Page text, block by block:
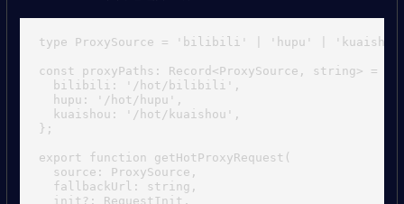
type ProxySource = 'bilibili' | 'hupu' |
const proxyPaths: Record<ProxySource, string> = {
  bilibili: '/hot/bilibili',
  hupu: '/hot/hupu',
  kuaishou: '/hot/kuaishou',
};
export function getHotProxyRequest(
  source: ProxySource,
  fallbackUrl: string,
  init?: RequestInit,